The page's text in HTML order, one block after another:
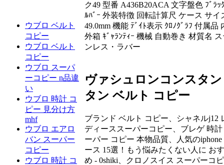
ウブロ ベルト
コピー
ウブロ ベルト
コピー
ウブロ スーパ
ーコピー n品違
い
ウブロ 時計 コ
ピー 見分け方
mhf
ウブロ エアロ
バン スーパー
コピー
ウブロ 時計 コ
ク49 型番 A436B20ACA 文字盤色 ﾌﾞﾗｯ
ﾙﾊﾞｰ 外装特徴 回転計算尺 ケース サイ
49.0mm 機能 ﾃﾞｲﾄ表示 ｸﾛﾉｸﾞﾗﾌ 付属品
外箱 ｷﾞｬﾗﾝﾃｨｰ 機械 自動巻き 材質名
ンレス・ラバー
ヴァシュロンコンスタン
タン ベルト コピー
ブランド ベルト コピー、シャネルj12
ディーススーパーコピー、ブレゲ 時計
ーパー コピー 本物品質、人気のiphone
ース 15選！もう悩みたくない人に お
め - 0shiki、クロノスイス スーパーコピ